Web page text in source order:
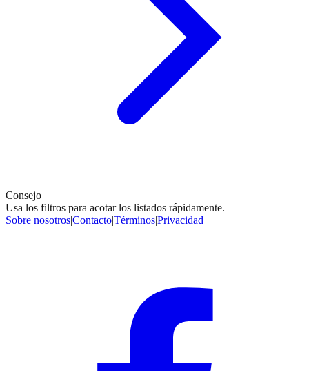
Consejo
Usa los filtros para acotar los listados rápidamente.
Sobre nosotros|Contacto|Términos|Privacidad